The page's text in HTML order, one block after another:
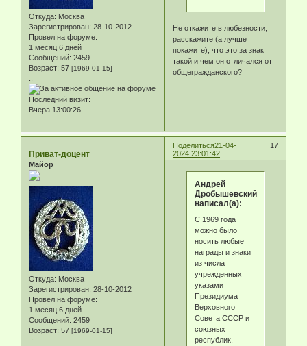
Откуда: Москва
Зарегистрирован: 28-10-2012
Провел на форуме:
1 месяц 6 дней
Сообщений: 2459
Возраст: 57 [1969-01-15]
.:
Последний визит:
Вчера 13:00:26
Не откажите в любезности,
расскажите (а лучше
покажите), что это за знак
такой и чем он отличался от
общегражданского?
Поделиться 17
21-04-
2024 23:01:42
Приват-доцент
Майор
Откуда: Москва
Зарегистрирован: 28-10-2012
Провел на форуме:
1 месяц 6 дней
Сообщений: 2459
Возраст: 57 [1969-01-15]
.:
Андрей
Дробышевский
написал(а):
С 1969 года
можно было
носить любые
награды и знаки
из числа
учрежденных
указами
Президиума
Верховного
Совета СССР и
союзных
республик,